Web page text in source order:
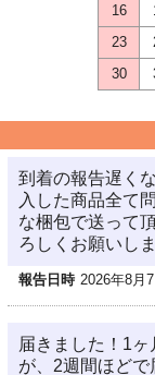
16
23
30
到着の報告遅く
入した商品全て
な梱包で送って
ろしくお願いし
報告日時 2026年8月
届きました！1
が、2週間ほど